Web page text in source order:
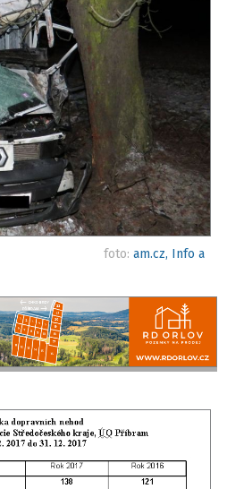
foto: am.cz, Info a